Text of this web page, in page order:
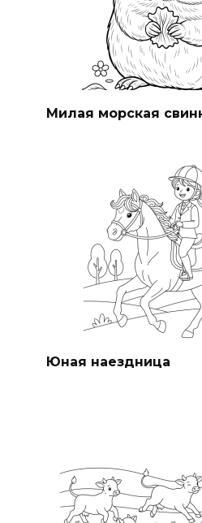
Милая морская
Юная наездница